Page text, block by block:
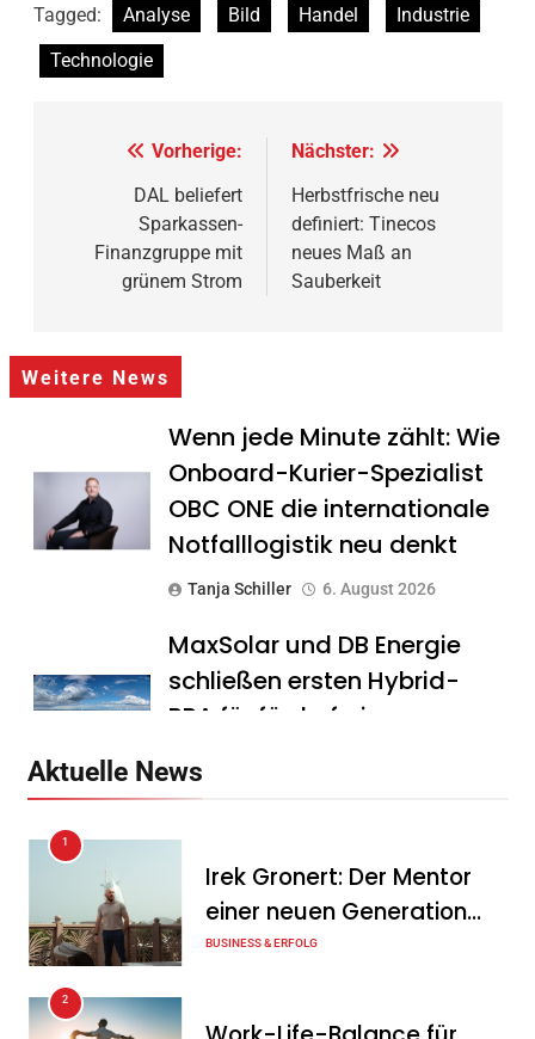
Tagged: Analyse Bild Handel
Industrie
Technologie
Beitragsnavigation
Vorherige:
DAL beliefert
Sparkassen-
Finanzgruppe mit
grünem Strom
Nächster:
Herbstfrische neu
definiert: Tinecos
neues Maß an
Sauberkeit
Weitere News
Wenn jede Minute zählt: Wie
Onboard-Kurier-Spezialist
OBC ONE die internationale
Notfalllogistik neu denkt
Tanja Schiller 6. August 2026
MaxSolar und DB Energie
schließen ersten Hybrid-
PPA für förderfreie
Tanja Schiller
Geschäftsverlauf im
zweiten Quartal
Intersolar-Trend 2026:
Aktuelle News
1
Irek Gronert: Der Mentor
einer neuen Generation
von Unternehmern
BUSINESS & ERFOLG
2